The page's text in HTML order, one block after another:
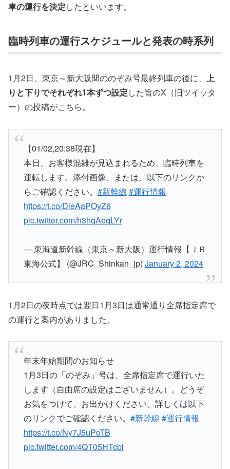
車の運行を決定したといいます。
臨時列車の運行スケジュールと発表の時系列
1月2日、東京～新大阪間ののぞみ号最終列車の後に、 上
りと下りでそれぞれ1本ずつ設定した旨のX（旧ツイッタ
ー）の投稿がこちら。
【01/02,20:38現在】
本日、お客様混雑が見込まれるため、臨時列車を
運転します。添付画像、または、以下のリンクか
らご確認ください。 #新幹線 #運行情報
https://t.co/DieAaPOyZ6
pic.twitter.com/h3hqAeqLYr
— 東海道新幹線（東京～新大阪）運行情報【ＪＲ
東海公式】 (@JRC_Shinkan_jp) January 2, 2024
1月2日の夜時点では翌日1月3日は通常通り全席指定席で
の運行と案内がありました。
年末年始期間のお知らせ
1月3日の「のぞみ」号は、全席指定席で運行いた
します（自由席の設定はございません）。どうぞ
お気をつけて、お出かけください。詳しくは以下
のリンクでご確認ください。 #新幹線 #運行情報
https://t.co/Ny7J5uPoTB
pic.twitter.com/4QT05HTcbl